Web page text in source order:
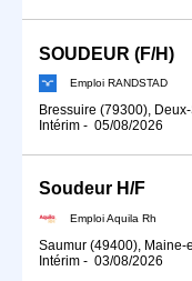
SOUDEUR (F/H)
Emploi RANDSTAD
Bressuire (79300),
Intérim - 05/08/2026
Soudeur H/F
Emploi Aquila Rh
Saumur (49400), Maine-
Intérim - 03/08/2026